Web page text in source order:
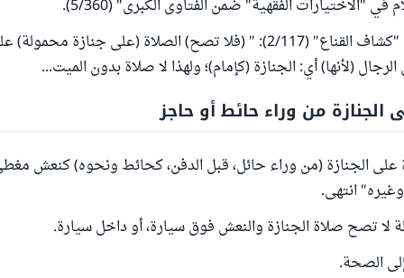
"الاختيارات الفقهية" ضمن الفتاوى الكبرى" (5/360).
وقال البهوتي في "كشاف القناع" (2/117): " (فلا تصح) الصلاة (على جنازة
(لأنها) أي: الجنازة (كإمام)؛ ولهذا لا صلاة بدون الميت...
من وراء حائط أو حاجز
على الجنازة (من وراء حائل، قبل الدفن، كحائط ونحوه) كنعش
انتهى.
لا تصح صلاة الجنازة والنعش فوق سيارة، أو داخل سيارة.
الصحة.